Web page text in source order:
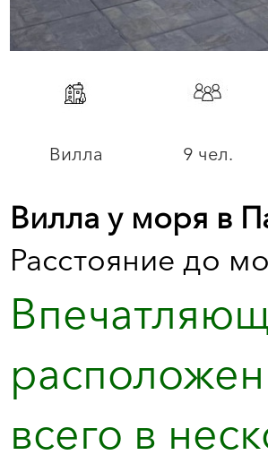
Вилла 9 чел.
Вилла у моря в
Расстояние до
всего в